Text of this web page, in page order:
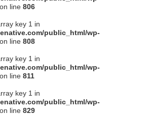
on line 806
key 1 in
public_html/wp-
on line 808
key 1 in
public_html/wp-
on line 811
key 1 in
public_html/wp-
on line 829